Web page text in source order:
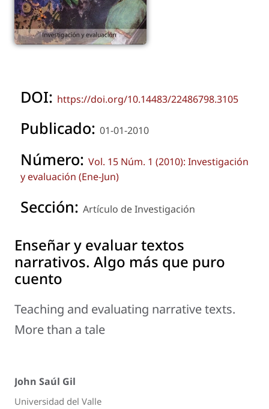
DOI: https://doi.org/10.14483/22486798.3105
Publicado: 01-01-2010
Número: Vol. 15 Núm. 1 (2010): Investigación
y evaluación (Ene-Jun)
Sección: Artículo de Investigación
Enseñar y evaluar textos
narrativos. Algo más que puro
cuento
Teaching and evaluating narrative texts.
More than a tale
John Saúl Gil
Universidad del Valle